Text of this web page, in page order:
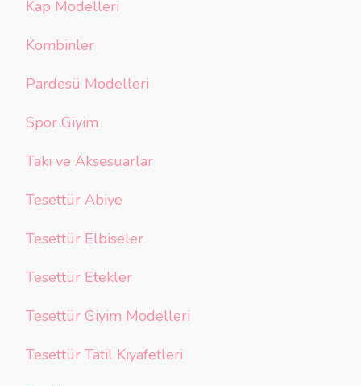
Kap Modelleri
Kombinler
Pardesü Modelleri
Spor Giyim
Takı ve Aksesuarlar
Tesettür Abiye
Tesettür Elbiseler
Tesettür Etekler
Tesettür Giyim Modelleri
Tesettür Tatil Kıyafetleri